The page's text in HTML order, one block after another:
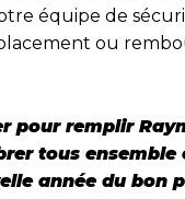
équipe de
ou
pour remplir
tous ensemble
année du bon